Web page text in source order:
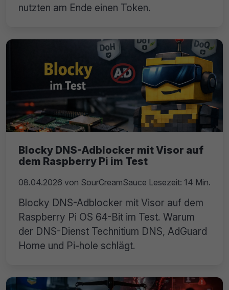
nutzten am Ende einen Token.
Blocky DNS-Adblocker mit Visor auf
dem Raspberry Pi im Test
08.04.2026 von SourCreamSauce Lesezeit: 14 Min.
Blocky DNS-Adblocker mit Visor auf dem
Raspberry Pi OS 64-Bit im Test. Warum
der DNS-Dienst Technitium DNS, AdGuard
Home und Pi-hole schlägt.